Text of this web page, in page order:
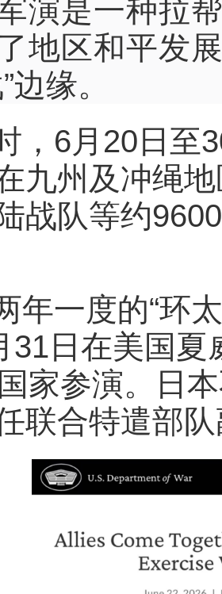
演是一种拉
地区和平发
边缘。
，6月20日至
九州及冲绳
战队等约
年一度的“环
31日在美国
家参演。日
联合特遣部